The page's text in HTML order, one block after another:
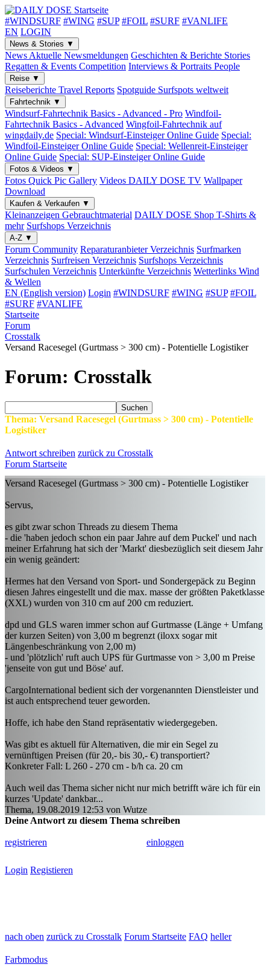
#WINDSURF #WING #SUP #FOIL #SURF #VANLIFE
EN LOGIN
News & Stories ▼
News Aktuelle Newsmeldungen Geschichten & Berichte Stories
Regatten & Events Competition Interviews & Portraits People
Reise ▼
Reiseberichte Travel Reports Spotguide Surfspots weltweit
Fahrtechnik ▼
Windsurf-Fahrtechnik Basics - Advanced - Pro Windfoil-
Fahrtechnik Basics - Advanced Wingfoil-Fahrtechnik auf
wingdaily.de Special: Windsurf-EinsteigerOnline Guide Special:
Windfoil-EinsteigerOnline Guide Special: Wellenreit-Einsteiger
Online Guide Special: SUP-EinsteigerOnline Guide
Fotos & Videos ▼
Fotos Quick Pic Gallery Videos DAILY DOSE TV Wallpaper
Download
Kaufen & Verkaufen ▼
Kleinanzeigen Gebrauchtmaterial DAILY DOSE Shop T-Shirts &
mehr Surfshops Verzeichnis
A-Z ▼
Forum Community ReparaturanbieterVerzeichnis Surfmarken
Verzeichnis Surfreisen Verzeichnis Surfshops Verzeichnis
Surfschulen Verzeichnis Unterkünfte Verzeichnis Wetterlinks Wind
& Wellen
EN (English version) Login #WINDSURF #WING #SUP #FOIL
#SURF #VANLIFE
Startseite
Forum
Crosstalk
Versand Racesegel (Gurtmass > 300 cm) - Potentielle Logistiker
Forum: Crosstalk
Suchen
Thema: Versand Racesegel (Gurtmass > 300 cm) - Potentielle
Logistiker
Antwort schreiben zurück zu Crosstalk
Forum Startseite
Versand Racesegel (Gurtmass > 300 cm) - Potentielle Logistiker
Servus,
es gibt zwar schon Threads zu diesem Thema
- die 'haben jedoch schon ein paar Jahre auf dem Puckel' und nach
meiner Erfahrung hat sich der 'Markt' diesbezüglich seit diesem Jahr
ein wenig geändert:
Hermes hat den Versand von Sport- und Sondergepäck zu Beginn
diesen Jahres eingestellt und die max. masse der größten Paketklasse
(XXL) wurden von 310 cm auf 200 cm reduziert.
dpd und GLS waren immer schon auf Gurtmasse (Länge + Umfang
der kurzen Seiten) von 3,00 m begrenzt (iloxx sogar mit
Längenbeschränkung von 2,00 m)
- und 'plötzlich' ruft auch UPS für Gurtmasse von > 3,00 m Preise
'jenseite von gut und Böse' auf.
CargoInternational bedient sich der vorgenannten Dienstleister und
ist auch entsprechend teuer geworden.
Hoffe, ich habe den Stand repräsentativ wiedergegeben.
Was gibt es aktuell für Alternativen, die mir ein Segel zu
vernünftigen Preisen (für 20,- bis 30,- €) transportiert?
Konkreter Fall: L 260 - 270 cm - b/h ca. 20 cm
Auch weil das Thema sicher nicht nur mich betrifft wäre ich für ein
kurzes 'Update' dankbar...
Thema, 19.08.2019 12:53 von Wutze
Deine Antwort zu diesem Thema schreiben
registrieren
einloggen
Login Registieren
nach oben zurück zu Crosstalk Forum Startseite FAQ heller
Farbmodus